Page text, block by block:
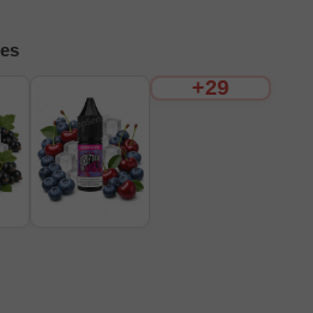
+29